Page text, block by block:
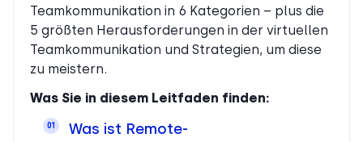
Teamkommunikation in 6 Kategorien – plus die
5 größten Herausforderungen in der virtuellen
Teamkommunikation und Strategien, um diese
zu meistern.
Was Sie in diesem Leitfaden finden:
01
Was ist Remote-